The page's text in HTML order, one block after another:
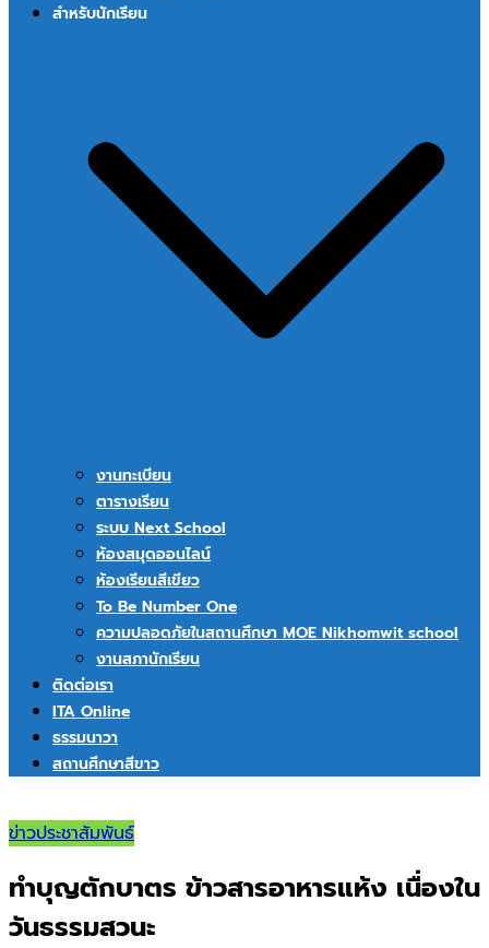
สำหรับนักเรียน
งานทะเบียน
ตารางเรียน
ระบบ Next School
ห้องสมุดออนไลน์
ห้องเรียนสีเขียว
To Be Number One
ความปลอดภัยในสถานศึกษา MOE Nikhomwit school
งานสภานักเรียน
ติดต่อเรา
ITA Online
ธรรมนาวา
สถานศึกษาสีขาว
ข่าวประชาสัมพันธ์
ทำบุญตักบาตร ข้าวสารอาหารแห้ง เนื่องใน
วันธรรมสวนะ